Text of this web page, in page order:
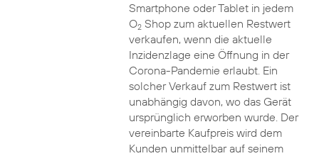
Smartphone oder Tablet in jedem
O2Shop zum aktuellen Restwert
verkaufen, wenn die aktuelle
Inzidenzlage eine Öffnung in der
Corona-Pandemie erlaubt. Ein
solcher Verkauf zum Restwert ist
unabhängig davon, wo das Gerät
ursprünglich erworben wurde. Der
vereinbarte Kaufpreis wird dem
Kunden unmittelbar auf seinem